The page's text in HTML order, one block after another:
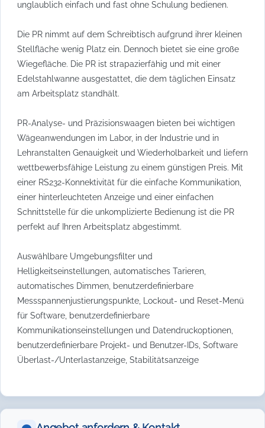
unglaublich einfach und fast ohne Schulung bedienen.
Die PR nimmt auf dem Schreibtisch aufgrund ihrer kleinen
Stellfläche wenig Platz ein. Dennoch bietet sie eine große
Wiegefläche. Die PR ist strapazierfähig und mit einer
Edelstahlwanne ausgestattet, die dem täglichen Einsatz
am Arbeitsplatz standhält.
PR-Analyse- und Präzisionswaagen bieten bei wichtigen
Wägeanwendungen im Labor, in der Industrie und in
Lehranstalten Genauigkeit und Wiederholbarkeit und liefern
wettbewerbsfähige Leistung zu einem günstigen Preis. Mit
einer RS232-Konnektivität für die einfache Kommunikation,
einer hinterleuchteten Anzeige und einer einfachen
Schnittstelle für die unkomplizierte Bedienung ist die PR
perfekt auf Ihren Arbeitsplatz abgestimmt.
Auswählbare Umgebungsfilter und
Helligkeitseinstellungen, automatisches Tarieren,
automatisches Dimmen, benutzerdefinierbare
Messspannenjustierungspunkte, Lockout- und Reset-Menü
für Software, benutzerdefinierbare
Kommunikationseinstellungen und Datendruckoptionen,
benutzerdefinierbare Projekt- und Benutzer-IDs, Software
Überlast-/Unterlastanzeige, Stabilitätsanzeige